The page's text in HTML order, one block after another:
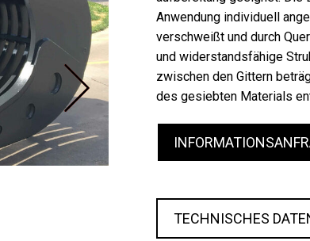
Anwendung individuell
verschweißt und durch
und widerstandsfähige
zwischen den Gittern
des gesiebten Materials
TECHNISCHES